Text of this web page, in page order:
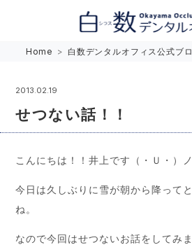
Home > 白数デンタルオフィス公式ブ
2013.02.19
せつない話！！
こんにちは！！井上です（・Ｕ・）ノ
今日は久しぶりに雪が朝から降って
ね。
なので今回はせつないお話をして